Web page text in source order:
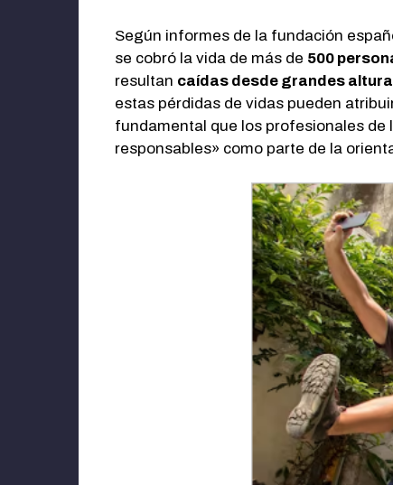
Según informes de la fundación
se cobró la vida de más de 500
resultan caídas desde grandes
estas pérdidas de vidas pueden
fundamental que los profesionales de
responsables» como parte de la